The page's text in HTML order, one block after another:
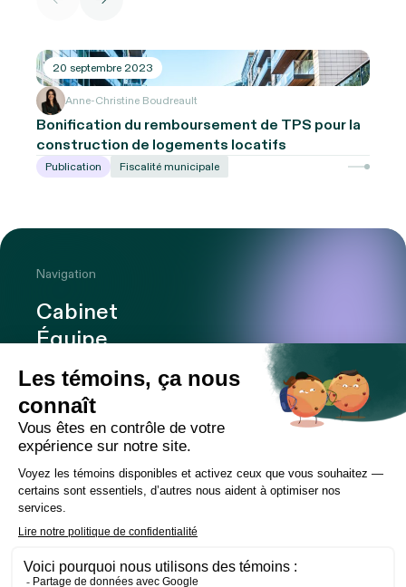
20 septembre 2023
Anne-Christine Boudreault
Bonification du remboursement de TPS pour la
construction de logements locatifs
Publication Fiscalité municipale
Navigation
Cabinet
Équipe
Expertises
Bureaux
Carrière
Transactions
Nouvelles
Contact